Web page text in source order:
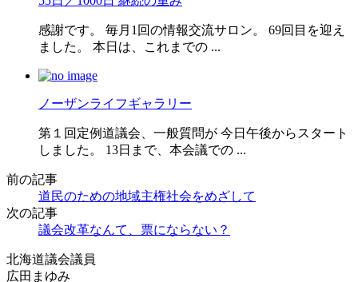
感謝です。 毎月1回の情報交流サロン。 69回目を迎え
ました。 本日は、これまでの ...
ノーザンライフギャラリー
第１回定例道議会、一般質問が 今日午後からスタート
しました。 13日まで、本会議での ...
前の記事
道民のための地域主権社会をめざして
次の記事
議会改革なんて、票にならない？
北海道議会議員
広田まゆみ